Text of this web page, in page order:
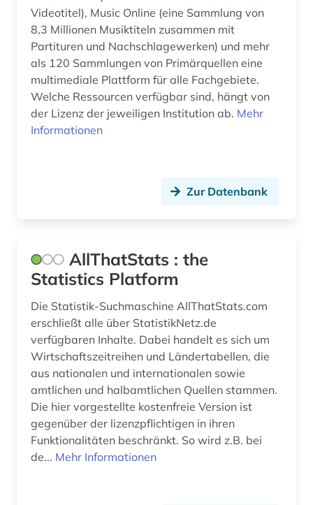
eu (1)
europa (4)
europäische union (3)
evaluation (1)
facility-management (1)
festkörperforschung (1)
film (1)
finanzwirtschaft (3)
firmenverzeichnis (1)
flugtechnik (1)
forschung (2)
Videotitel), Music Online (eine Sammlung von
8,3 Millionen Musiktiteln zusammen mit
Partituren und Nachschlagewerken) und mehr
als 120 Sammlungen von Primärquellen eine
multimediale Plattform für alle Fachgebiete.
Welche Ressourcen verfügbar sind, hängt von
der Lizenz der jeweiligen Institution ab. Mehr
Informationen
Zur Datenbank
AllThatStats : the
Statistics Platform
Die Statistik-Suchmaschine AllThatStats.com
erschließt alle über StatistikNetz.de
verfügbaren Inhalte. Dabei handelt es sich um
Wirtschaftszeitreihen und Ländertabellen, die
aus nationalen und internationalen sowie
amtlichen und halbamtlichen Quellen stammen.
Die hier vorgestellte kostenfreie Version ist
gegenüber der lizenzpflichtigen in ihren
Funktionalitäten beschränkt. So wird z.B. bei
de... Mehr Informationen